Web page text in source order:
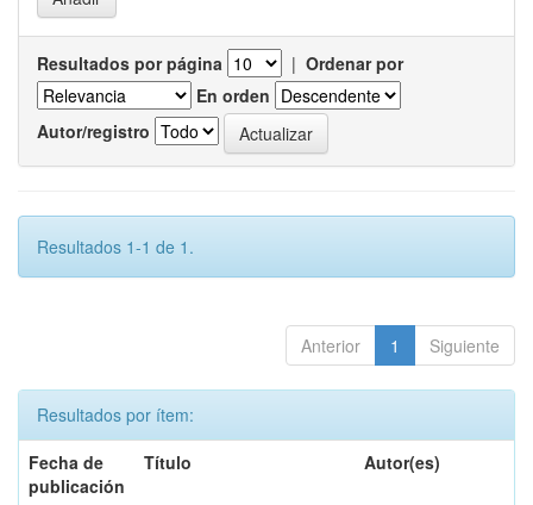
Resultados por página | Ordenar por
En orden
Autor/registro
Resultados 1-1 de 1.
Anterior 1 Siguiente
Resultados por ítem:
Fecha de
publicación
Título Autor(es)